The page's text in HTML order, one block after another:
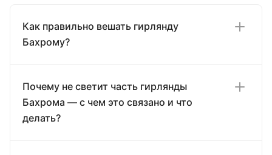
Как правильно вешать гирлянду
Бахрому?
Почему не светит часть гирлянды
Бахрома — с чем это связано и что
делать?